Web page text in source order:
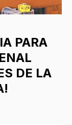
PARA
DE LA